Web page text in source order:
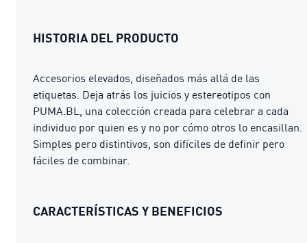
HISTORIA DEL PRODUCTO
Accesorios elevados, diseñados más allá de las
etiquetas. Deja atrás los juicios y estereotipos con
PUMA.BL, una colección creada para celebrar a cada
individuo por quien es y no por cómo otros lo encasillan.
Simples pero distintivos, son difíciles de definir pero
fáciles de combinar.
CARACTERÍSTICAS Y BENEFICIOS